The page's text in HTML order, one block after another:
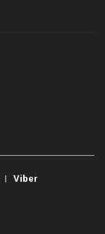
Viber